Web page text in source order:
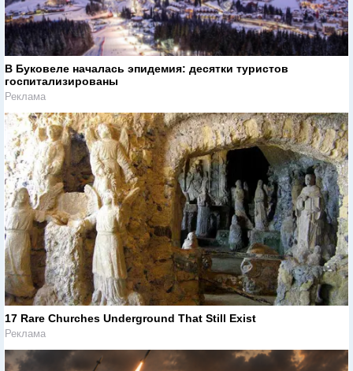
В Буковеле началась эпидемия: десятки туристов
госпитализированы
Реклама
17 Rare Churches Underground That Still Exist
Реклама